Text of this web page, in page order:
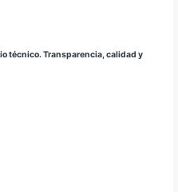
técnico. Transparencia, calidad y